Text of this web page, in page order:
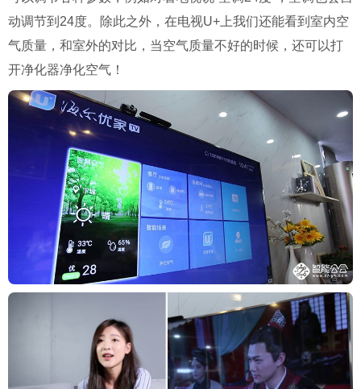
动调节到24度。除此之外，在电视U+上我们还能看到室内空
气质量，和室外的对比，当空气质量不好的时候，还可以打
开净化器净化空气！